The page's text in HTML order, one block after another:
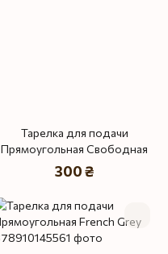
Тарелка для подачи
Прямоугольная Свободная
300 ₴